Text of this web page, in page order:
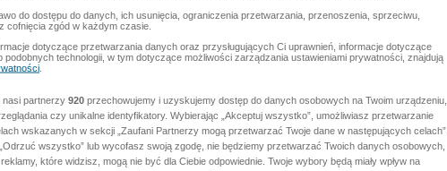
do dostępu do danych, ich usunięcia, ograniczenia przetwarzania, przenoszenia, sprzeciwu,
cofnięcia zgód w każdym czasie.
dotyczące przetwarzania danych oraz przysługujących Ci uprawnień, informacje dotyczące
podobnych technologii, w tym dotyczące możliwości zarządzania ustawieniami prywatności, znajdują
nasi partnerzy 920 przechowujemy i uzyskujemy dostęp do danych osobowych na Twoim urządzeniu,
czy unikalne identyfikatory. Wybierając „Akceptuj wszystko”, umożliwiasz przetwarzanie
wskazanych w sekcji „Zaufani Partnerzy mogą przetwarzać Twoje dane w następujących celach”.
wszystko” lub wycofasz swoją zgodę, nie będziemy przetwarzać Twoich danych osobowych,
które widzisz, mogą nie być dla Ciebie odpowiednie. Twoje wybory będą miały wpływ na